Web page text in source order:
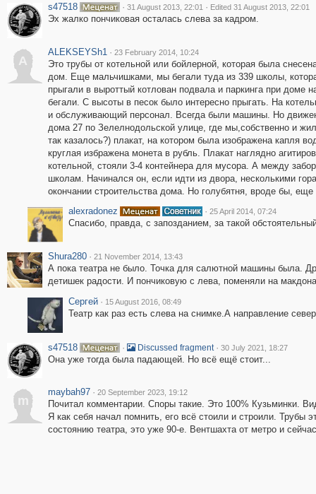
s47518 · 31 August 2013, 22:01 · Edited 31 August 2013, 22:01
Эх жалко пончиковая осталась слева за кадром.
A
ALEKSEYSh1 · 23 February 2014, 10:24
Это трубы от котельной или бойлерной, которая была
дом. Еще мальчишками, мы бегали туда из 339 школы,
прыгали в выроттый котлован подвала и паркинга при доме
бегали. С высоты в песок было интересно прыгать. На
и обслуживающий персонал. Всегда были машины. Но
дома 27 по Зелелнодольской улице, где мы,собственно и
так казалось?) плакат, на котором была изображена капля
круглая избражена монета в рубль. Плакат наглядно
котельной, стояли 3-4 контейнера для мусора. А между
школам. Начинался он, если идти из двора, несколькими
окончании строительства дома. Но голубятня, вроде бы,
alexradonez
· 25 April 2014, 07:24
Спасибо, правда, с запозданием, за такой
Shura280 · 21 November 2014, 13:43
А пока театра не было. Точка для салютной машины была.
детишек радости. И пончиковую с лева, поменяли на
Сергей · 15 August 2016, 08:49
Театр как раз есть слева на снимке.А направление
s47518 · Discussed fragment · 30 July 2021, 18:27
Она уже тогда была падающей. Но всё ещё стоит...
m
maybah97 · 20 September 2023, 19:12
Почитал комментарии. Споры такие. Это 100% Кузьминки.
Я как себя начал помнить, его всё стоили и строили. Трубы
состоянию театра, это уже 90-е. Вентшахта от метро и